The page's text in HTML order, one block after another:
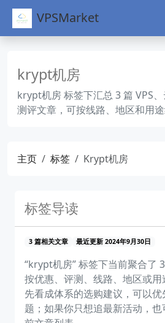
VPSMarket
krypt机房
krypt机房 标签下汇总 3 篇 VPS
测评文章，可按线路、地区和用途
主页 标签 Krypt机房
标签导读
3 篇相关文章 最近更新 2024年9月30日
“krypt机房” 标签下当前聚合了
按优惠、评测、线路、地区或
先看成体系的选购建议，可以
题；如果你只想追最新活动，